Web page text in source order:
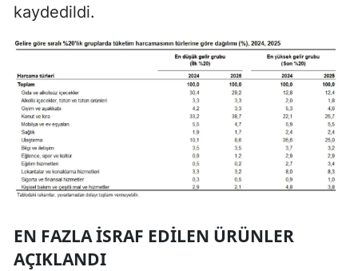
kaydedildi.
EN FAZLA ISRAF EDILEN ÜRÜNLER
AÇIKLANDI